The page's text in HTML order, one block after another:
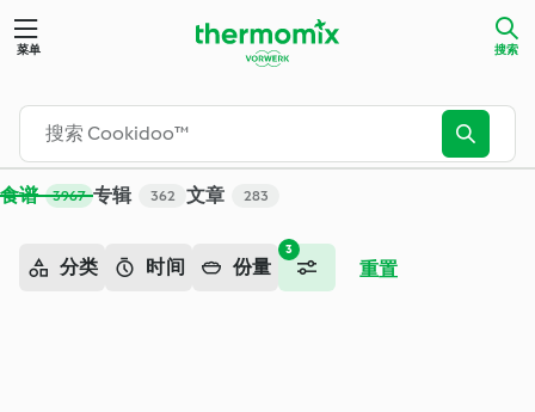
菜单 搜索
食谱 3967 专辑 362 文章 283
3
分类 时间 份量 重置
搜索 - Cookidoo™ – 美善品®电子食谱平台